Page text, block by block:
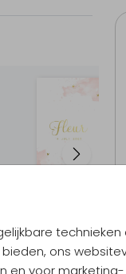
ons
en voor